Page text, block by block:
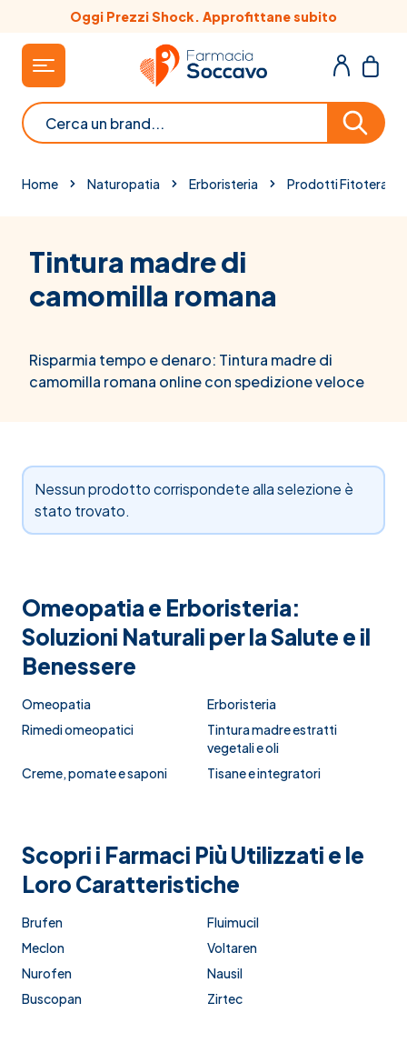
Salta al contenuto
Shock. Approfittane subito
Cerca
Home Naturopatia Erboristeria Prodotti
Tintura madre di
camomilla romana
Risparmia tempo e denaro: Tintura madre di
camomilla romana online con spedizione veloce
Nessun prodotto corrispondete alla selezione è
stato trovato.
Omeopatia e Erboristeria:
Soluzioni Naturali per la Salute e il
Benessere
Omeopatia
Erboristeria
Rimedi omeopatici
Tintura madre estratti
vegetali e oli
Creme, pomate e saponi
Tisane e integratori
Scopri i Farmaci Più Utilizzati e le
Loro Caratteristiche
Brufen
Fluimucil
Meclon
Voltaren
Nurofen
Nausil
Buscopan
Zirtec